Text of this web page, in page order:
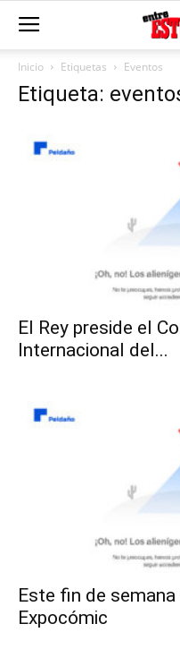
Inicio Etiquetas Eventos
Etiqueta:
El Rey preside el
Internacional del...
Este fin de
Expocómic